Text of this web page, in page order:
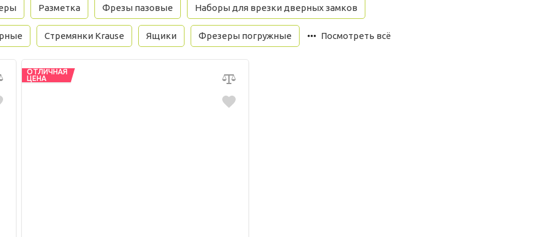
Разметка Фрезы пазовые Наборы для врезки дверных замков
Стремянки Krause Ящики Фрезеры погружные Посмотреть всё
ОТЛИЧНАЯ
ЦЕНА